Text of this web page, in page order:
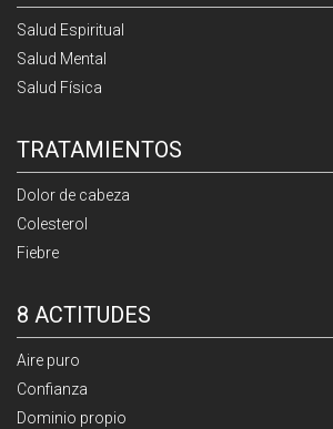
Salud Espiritual
Salud Mental
Salud Física
TRATAMIENTOS
Dolor de cabeza
Colesterol
Fiebre
8 ACTITUDES
Aire puro
Confianza
Dominio propio